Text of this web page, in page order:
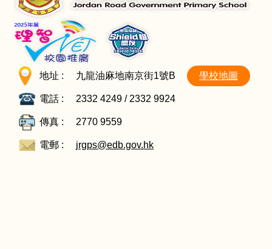
地址 : 九龍油麻地南京街1號B 學校地圖
電話 : 2332 4249 / 2332 9924
傳真 : 2770 9559
電郵 : jrgps@edb.gov.hk